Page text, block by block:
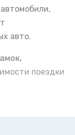
авто.
поездки